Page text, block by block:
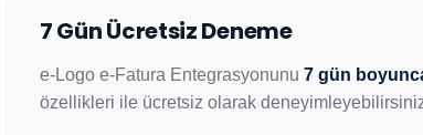
7 Gün Ücretsiz Deneme
e-Logo e-Fatura Entegrasyonunu 7 gün
özellikleri ile ücretsiz olarak